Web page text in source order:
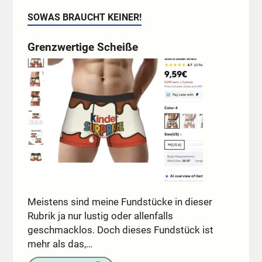
SOWAS BRAUCHT KEINER!
Grenzwertige Scheiße
Meistens sind meine Fundstücke in dieser
Rubrik ja nur lustig oder allenfalls
geschmacklos. Doch dieses Fundstück ist
mehr als das,…